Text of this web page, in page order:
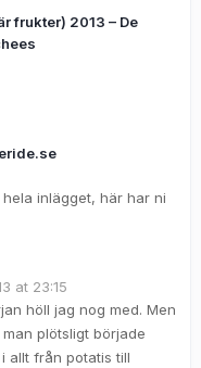
frukter) 2013 – De
inlägget, här har ni
at 23:15
höll jag nog med. Men
plötsligt började
allt från potatis till